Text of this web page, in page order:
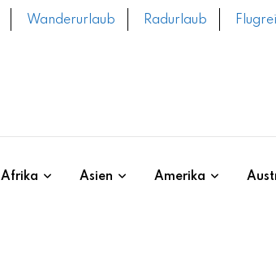
Wanderurlaub Radurlaub
Afrika Asien Amerika